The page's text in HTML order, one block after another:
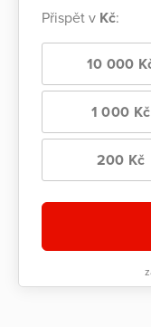
Přispět v Kč:
10 000
1 000 Kč
200 Kč